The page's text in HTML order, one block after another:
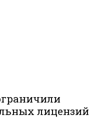
лицензий